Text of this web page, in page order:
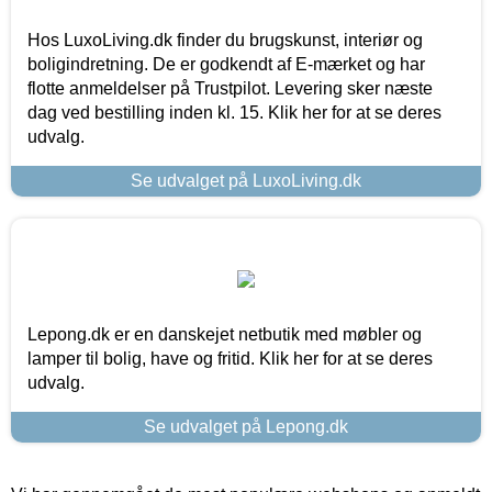
Hos LuxoLiving.dk finder du brugskunst, interiør og
boligindretning. De er godkendt af E-mærket og har
flotte anmeldelser på Trustpilot. Levering sker næste
dag ved bestilling inden kl. 15. Klik her for at se deres
udvalg.
Se udvalget på LuxoLiving.dk
Lepong.dk er en danskejet netbutik med møbler og
lamper til bolig, have og fritid. Klik her for at se deres
udvalg.
Se udvalget på Lepong.dk